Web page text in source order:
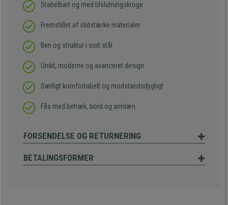
Stabelbart og med tilslutningskroge
Fremstillet af slidstærke materialer
Ben og struktur i sort stål
Unikt, moderne og avanceret design
Særligt komfortabelt og modstandsdygtigt
Fås med betræk, bord og armlæn
FORSENDELSE OG RETURNERING
BETALINGSFORMER